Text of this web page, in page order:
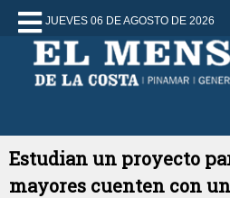
JUEVES 06 DE AGOSTO DE 2026
Estudian un proyecto
mayores cuenten con